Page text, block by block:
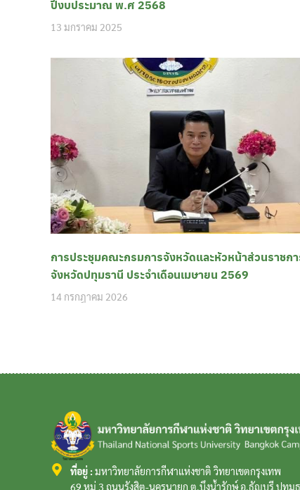
ปีงบประมาณ พ.ศ 2568
13 มกราคม 2025
การประชุมคณะกรมการจังหวัดและหัวหน้าส่วนราชก
จังหวัดปทุมธานี ประจำเดือนเมษายน 2569
14 กรกฎาคม 2026
ที่อยู่ : มหาวิทยาลัยการกีฬาแห่งชาติ วิทยาเขตกรุงเทพ
69 หมู่ 3 ถนนรังสิต-นครนายก ต.บึงน้ำรักษ์ อ.ธัญบุรี ปทุม